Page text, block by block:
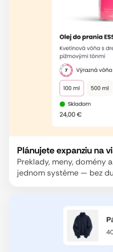
Plánujete expanziu na
Preklady, meny, domény
jednom systéme — bez